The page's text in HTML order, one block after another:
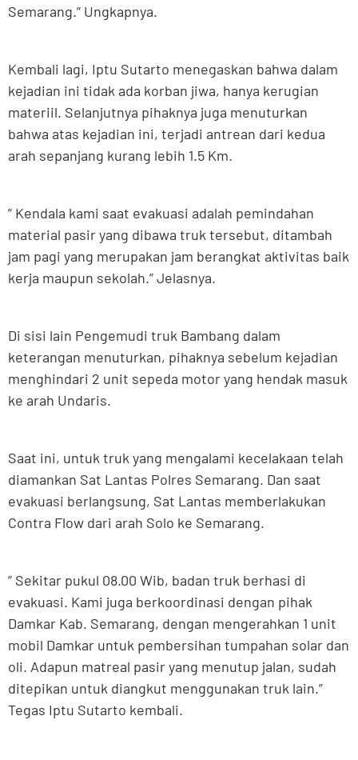
Semarang.” Ungkapnya.
Kembali lagi, Iptu Sutarto menegaskan bahwa dalam
kejadian ini tidak ada korban jiwa, hanya kerugian
materiil. Selanjutnya pihaknya juga menuturkan
bahwa atas kejadian ini, terjadi antrean dari kedua
arah sepanjang kurang lebih 1.5 Km.
” Kendala kami saat evakuasi adalah pemindahan
material pasir yang dibawa truk tersebut, ditambah
jam pagi yang merupakan jam berangkat aktivitas baik
kerja maupun sekolah.” Jelasnya.
Di sisi lain Pengemudi truk Bambang dalam
keterangan menuturkan, pihaknya sebelum kejadian
menghindari 2 unit sepeda motor yang hendak masuk
ke arah Undaris.
Saat ini, untuk truk yang mengalami kecelakaan telah
diamankan Sat Lantas Polres Semarang. Dan saat
evakuasi berlangsung, Sat Lantas memberlakukan
Contra Flow dari arah Solo ke Semarang.
” Sekitar pukul 08.00 Wib, badan truk berhasi di
evakuasi. Kami juga berkoordinasi dengan pihak
Damkar Kab. Semarang, dengan mengerahkan 1 unit
mobil Damkar untuk pembersihan tumpahan solar dan
oli. Adapun matreal pasir yang menutup jalan, sudah
ditepikan untuk diangkut menggunakan truk lain.”
Tegas Iptu Sutarto kembali.